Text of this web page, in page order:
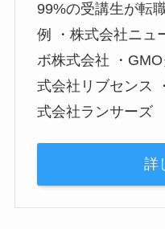
99%の受講生が転
例 ・株式会社ニュ
ボ株式会社 ・
式会社リブセンス
式会社ランサーズ
詳